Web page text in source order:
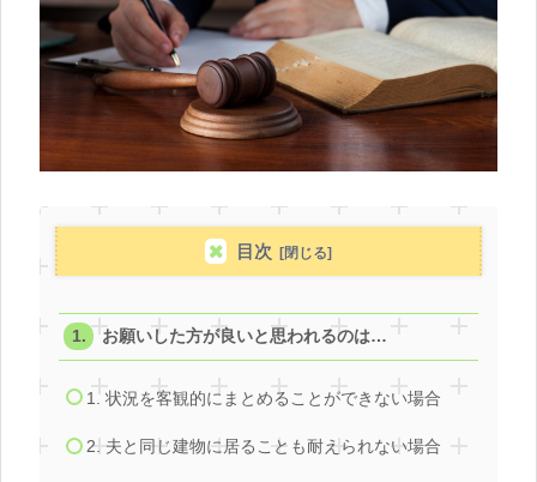
目次
お願いした方が良いと思われるのは…
1. 状況を客観的にまとめることができない場合
2. 夫と同じ建物に居ることも耐えられない場合